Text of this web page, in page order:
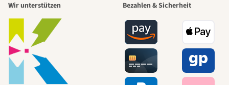
Wir unterstützen Bezahlen & Sicherheit